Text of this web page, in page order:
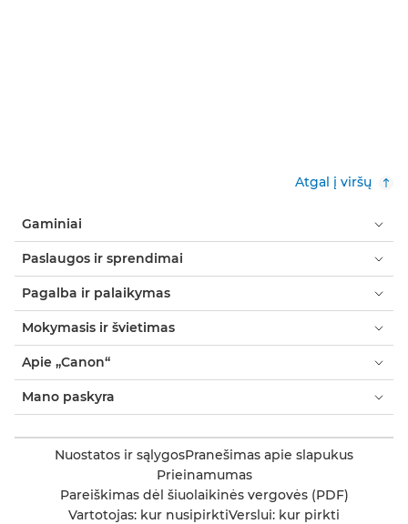
Atgal į viršų
Gaminiai
Paslaugos ir sprendimai
Pagalba ir palaikymas
Mokymasis ir švietimas
Apie „Canon“
Mano paskyra
Nuostatos ir sąlygosPranešimas apie slapukus
Prieinamumas
Pareiškimas dėl šiuolaikinės vergovės (PDF)
Vartotojas: kur nusipirktiVerslui: kur pirkti